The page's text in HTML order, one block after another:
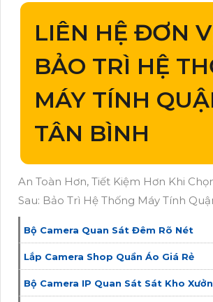
LIÊN HỆ ĐƠN
BẢO TRÌ HỆ
MÁY TÍNH
TÂN BÌNH
An Toàn Hơn, Tiết Kiệm Hơn Khi
Sau: Bảo Trì Hệ Thống Máy Tính
Bộ Camera Quan Sát Đêm Rõ Nét
Lắp Camera Shop Quần Áo Giá Rẻ
Bộ Camera IP Quan Sát Sát Kho